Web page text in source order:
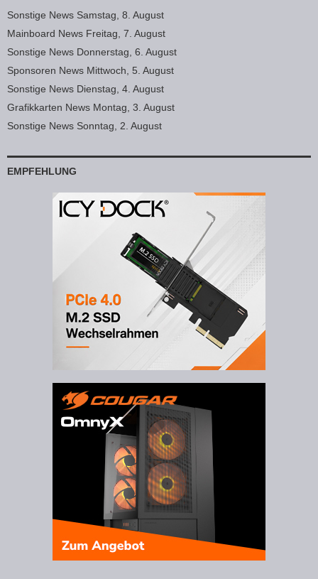
Sonstige News Samstag, 8. August
Mainboard News Freitag, 7. August
Sonstige News Donnerstag, 6. August
Sponsoren News Mittwoch, 5. August
Sonstige News Dienstag, 4. August
Grafikkarten News Montag, 3. August
Sonstige News Sonntag, 2. August
EMPFEHLUNG